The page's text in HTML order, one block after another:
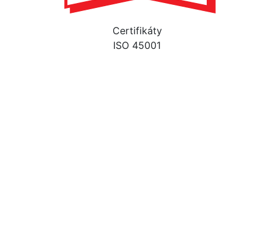
Certifikáty
ISO 45001